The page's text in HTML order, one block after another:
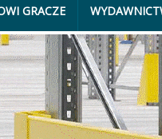
GRACZE